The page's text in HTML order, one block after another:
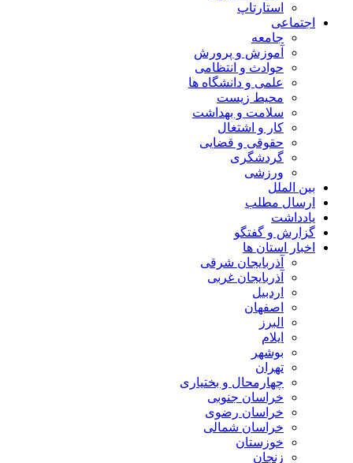
استارتاپ
اجتماعی
جامعه
آموزش و پرورش
حوادث و انتظامی
علمی و دانشگاه ها
محیط زیست
سلامت و بهداشت
کار و اشتغال
حقوقی و قضایی
گردشگری
ورزشی
بین الملل
ارسال مطلب
یادداشت
گزارش و گفتگو
اخبار استان ها
آذربایجان شرقی
آذربایجان غربی
اردبیل
اصفهان
البرز
ایلام
بوشهر
تهران
چهارمحال و بختیاری
خراسان جنوبی
خراسان رضوی
خراسان شمالی
خوزستان
زنجان